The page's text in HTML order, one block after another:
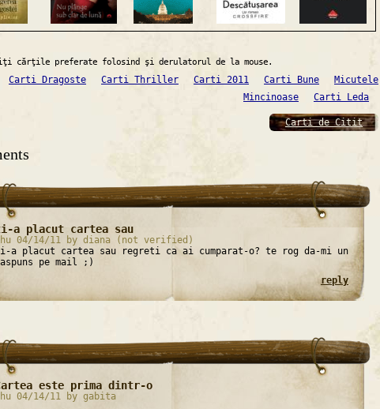
cărţile preferate folosind şi derulatorul de la mouse.
Carti Dragoste Carti Thriller Carti 2011 Carti Bune
Micutele
Mincinoase
Carti Leda
Carti de Citit
a placut cartea sau
04/14/11 by diana (not verified)
a placut cartea sau regreti ca ai cumparat-o? te rog da-mi un
pe mail ;)
reply
este prima dintr-o
04/14/11 by gabita